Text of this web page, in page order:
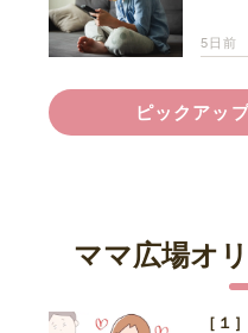
5日前
ピックアッ
ママ広場オ
［１